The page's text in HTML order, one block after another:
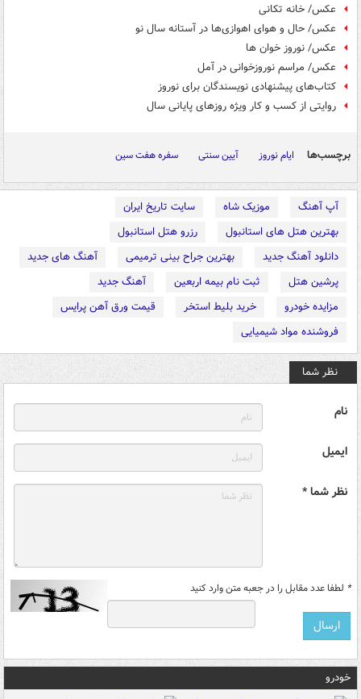
عکس/ خانه تکانی
عکس/ حال و هوای اهوازی‌ها در آستانه سال نو
عکس/ نوروز خوان ها
عکس/ مراسم نوروزخوانی در آمل
کتاب‌های پیشنهادی نویسندگان برای نوروز
روایتی از کسب و کار ویژه روزهای پایانی سال
برچسب‌ها ایام نوروز آیین سنتی سفره هفت سین
آپ آهنگ موزیک شاه
سایت تاریخ ایران
بهترین هتل های استانبول
رزرو هتل استانبول
دانلود آهنگ جدید
بهترین جراح بینی ترمیمی
آهنگ های جدید
پرشین هتل
ثبت نام بیمه اربعین
آهنگ جدید
مزایده خودرو
خرید بلیط استخر
قیمت ورق آهن پرایس
فروشنده مواد شیمیایی
نظر شما
نام
ایمیل
نظر شما *
* لطفا عدد مقابل را در جعبه متن وارد کنید
خودرو